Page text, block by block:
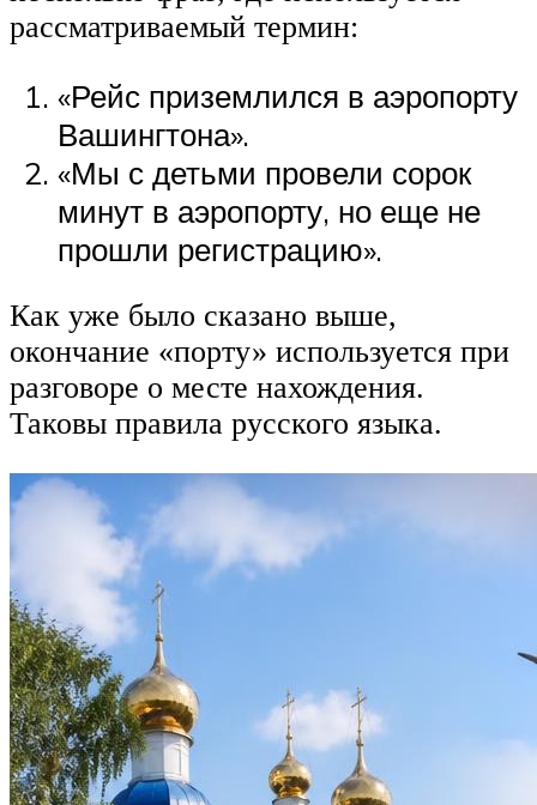
рассматриваемый термин:
«Рейс приземлился в аэропорту
Вашингтона».
«Мы с детьми провели сорок
минут в аэропорту, но еще не
прошли регистрацию».
Как уже было сказано выше,
окончание «порту» используется при
разговоре о месте нахождения.
Таковы правила русского языка.